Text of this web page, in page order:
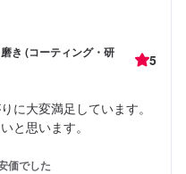
き (コーティング・研
5
に大変満足しています。
と思います。
価でした